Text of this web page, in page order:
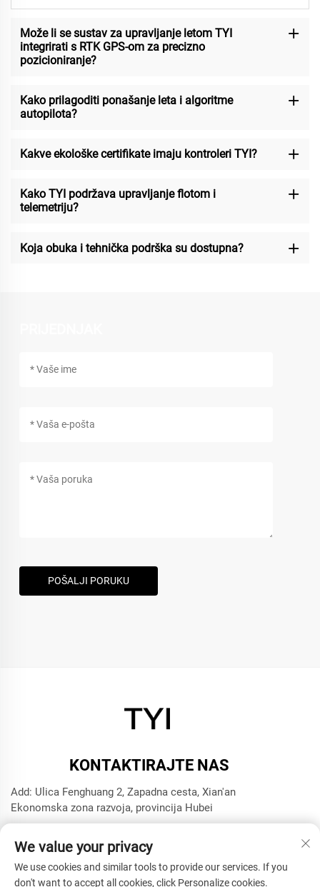
Može li se sustav za upravljanje letom TYI
integrirati s RTK GPS-om za precizno
pozicioniranje?
Kako prilagoditi ponašanje leta i algoritme
autopilota?
Kakve ekološke certifikate imaju kontroleri TYI?
Kako TYI podržava upravljanje flotom i
telemetriju?
Koja obuka i tehnička podrška su dostupna?
POŠALJI PORUKU
KONTAKTIRAJTE NAS
Add: Ulica Fenghuang 2, Zapadna cesta, Xian'an
Ekonomska zona razvoja, provincija Hubei
E-mail:[email protected]
We value your privacy
We use cookies and similar tools to provide our services. If you
don't want to accept all cookies, click Personalize cookies.